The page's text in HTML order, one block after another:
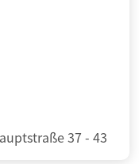
37 - 43